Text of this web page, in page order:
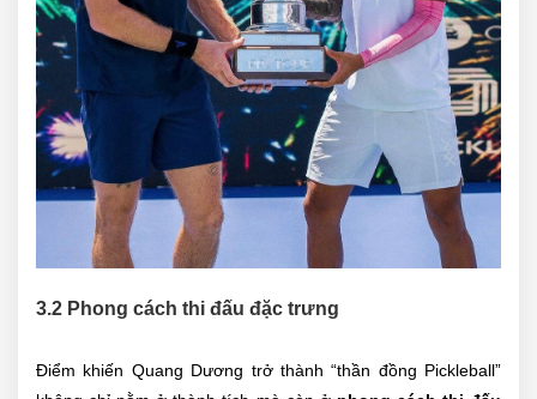
3.2 Phong cách thi đấu đặc trưng
Điểm khiến Quang Dương trở thành “thần đồng Pickleball”